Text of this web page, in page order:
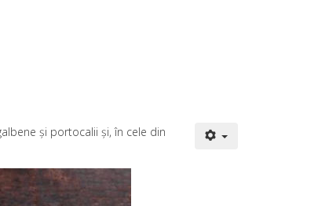
și portocalii și, în cele din